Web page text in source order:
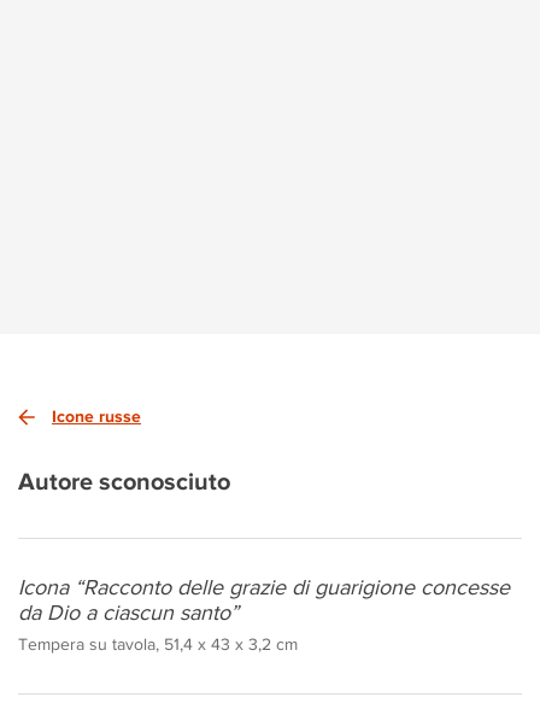
Icone russe
Autore sconosciuto
Icona “Racconto delle grazie di guarigione concesse
da Dio a ciascun santo”
Tempera su tavola, 51,4 x 43 x 3,2 cm